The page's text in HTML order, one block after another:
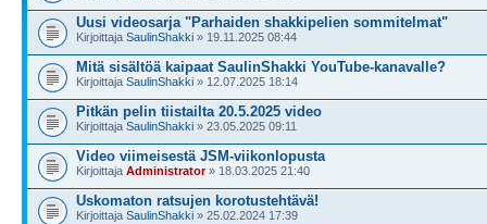
Uusi videosarja "Parhaiden shakkipelien sommitelmat"
Kirjoittaja SaulinShakki » 19.11.2025 08:44
Mitä sisältöä kaipaat SaulinShakki YouTube-kanavalle?
Kirjoittaja SaulinShakki » 12.07.2025 18:14
Pitkän pelin tiistailta 20.5.2025 video
Kirjoittaja SaulinShakki » 23.05.2025 09:11
Video viimeisestä JSM-viikonlopusta
Kirjoittaja Administrator» 18.03.2025 21:40
Uskomaton ratsujen korotustehtävä!
Kirjoittaja SaulinShakki » 25.02.2024 17:39